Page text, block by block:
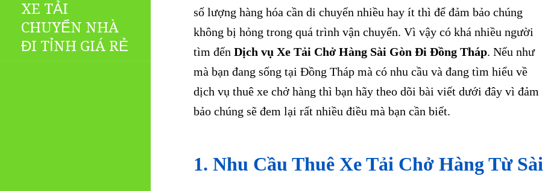
XE TẢI
CHUYỂN NHÀ
ĐI TỈNH GIÁ RẺ
số lượng hàng hóa cần di chuyển nhiều hay ít thì để đảm bảo chúng
không bị hỏng trong quá trình vận chuyển. Vì vậy có khá nhiều người
tìm đến Dịch vụ Xe Tải Chở Hàng Sài Gòn Đi Đồng Tháp. Nếu như
mà bạn đang sống tại Đồng Tháp mà có nhu cầu và đang tìm hiểu về
dịch vụ thuê xe chở hàng thì bạn hãy theo dõi bài viết dưới đây vì đảm
bảo chúng sẽ đem lại rất nhiều điều mà bạn cần biết.
1. Nhu Cầu Thuê Xe Tải Chở Hàng Từ Sài